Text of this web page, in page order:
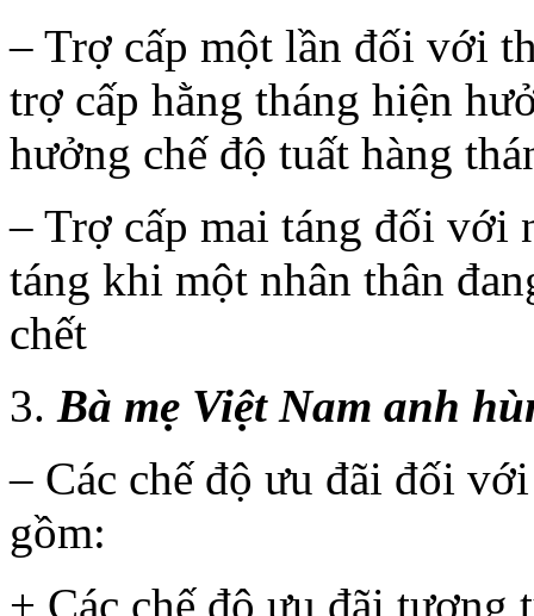
– Trợ cấp một lần đối với
trợ cấp hằng tháng hiện
hưởng chế độ tuất hàng
– Trợ cấp mai táng đối với
táng khi một nhân thân
chết
Bà mẹ Việt Nam anh
– Các chế độ ưu đãi đối
gồm:
+ Các chế độ ưu đãi